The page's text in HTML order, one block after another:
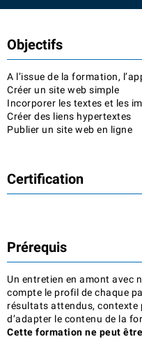
Objectifs
A l’issue de la formation,
Créer un site web simple
Incorporer les textes et les
Créer des liens hypertextes
Publier un site web en ligne
Certification
Prérequis
Un entretien en amont avec
compte le profil de chaque
résultats attendus, contexte
d’adapter le contenu de la
Cette formation ne peut